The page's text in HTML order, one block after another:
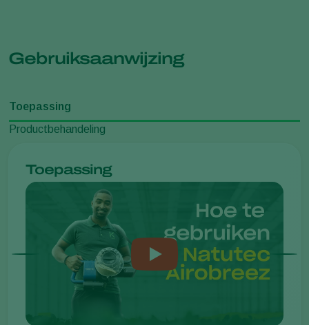
Gebruiksaanwijzing
Toepassing
Productbehandeling
Toepassing